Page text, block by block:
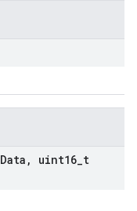
Data , uint16 t